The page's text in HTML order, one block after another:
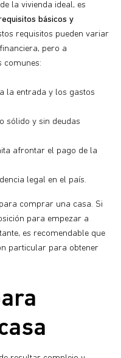
la vivienda ideal, es
básicos y
requisitos pueden variar
pero a
comunes:
la entrada y los gastos
sólido y sin deudas
afrontar el pago de la
legal en el país.
comprar una casa. Si
para empezar a
es recomendable que
particular para obtener